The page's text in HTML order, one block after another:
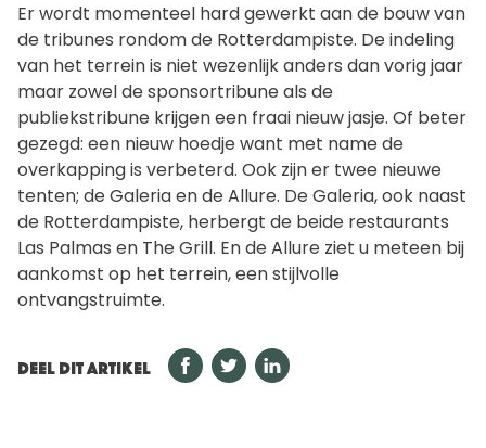
Er wordt momenteel hard gewerkt aan de bouw van
de tribunes rondom de Rotterdampiste. De indeling
van het terrein is niet wezenlijk anders dan vorig jaar
maar zowel de sponsortribune als de
publiekstribune krijgen een fraai nieuw jasje. Of beter
gezegd: een nieuw hoedje want met name de
overkapping is verbeterd. Ook zijn er twee nieuwe
tenten; de Galeria en de Allure. De Galeria, ook naast
de Rotterdampiste, herbergt de beide restaurants
Las Palmas en The Grill. En de Allure ziet u meteen bij
aankomst op het terrein, een stijlvolle
ontvangstruimte.
DEEL DIT ARTIKEL